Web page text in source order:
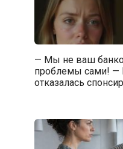
— Мы не ваш
проблемы сами! —
отказалась